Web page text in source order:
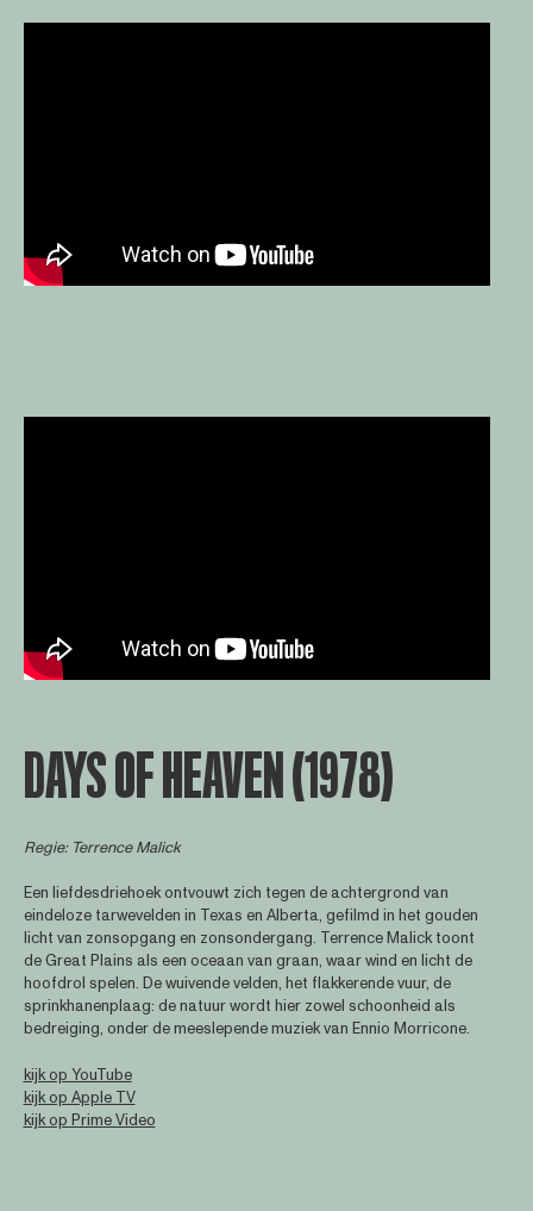
DAYS OF HEAVEN (1978)
Regie: Terrence Malick
Een liefdesdriehoek ontvouwt zich tegen de achtergrond van
eindeloze tarwevelden in Texas en Alberta, gefilmd in het gouden
licht van zonsopgang en zonsondergang. Terrence Malick toont
de Great Plains als een oceaan van graan, waar wind en licht de
hoofdrol spelen. De wuivende velden, het flakkerende vuur, de
sprinkhanenplaag: de natuur wordt hier zowel schoonheid als
bedreiging, onder de meeslepende muziek van Ennio Morricone.
kijk op YouTube
kijk op Apple TV
kijk op Prime Video